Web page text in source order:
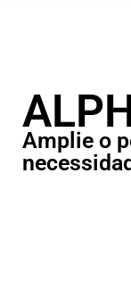
Amplie o